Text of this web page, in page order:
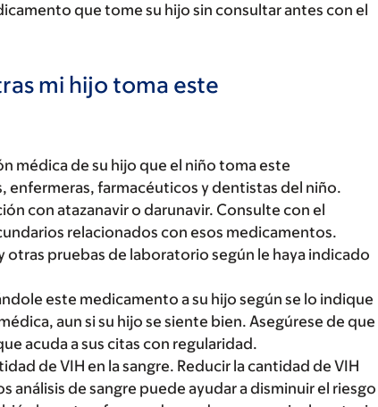
que tome su hijo sin consultar antes con el
mi hijo toma este
médica de su hijo que el niño toma este
enfermeras, farmacéuticos y dentistas del niño.
con atazanavir o darunavir. Consulte con el
relacionados con esos medicamentos.
otras pruebas de laboratorio según le haya indicado
este medicamento a su hijo según se lo indique
aun si su hijo se siente bien. Asegúrese de que
acuda a sus citas con regularidad.
de VIH en la sangre. Reducir la cantidad de VIH
análisis de sangre puede ayudar a disminuir el riesgo